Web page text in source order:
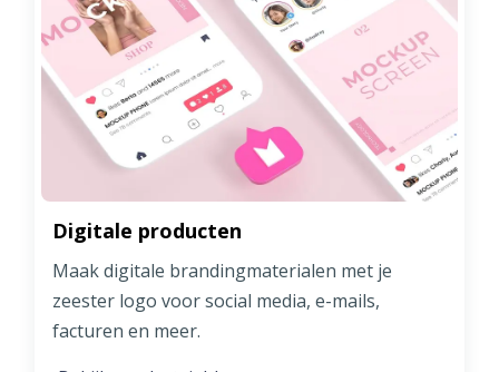
Digitale producten
Maak digitale brandingmaterialen met je
zeester logo voor social media, e-mails,
facturen en meer.